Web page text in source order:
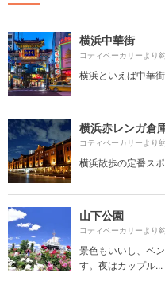
横浜中華街
コティベーカリーより
横浜といえば中華
横浜赤レンガ倉
コティベーカリーより
横浜散歩の定番ス
山下公園
コティベーカリーより
景色もいいし、ベ
す。夜はカップル...